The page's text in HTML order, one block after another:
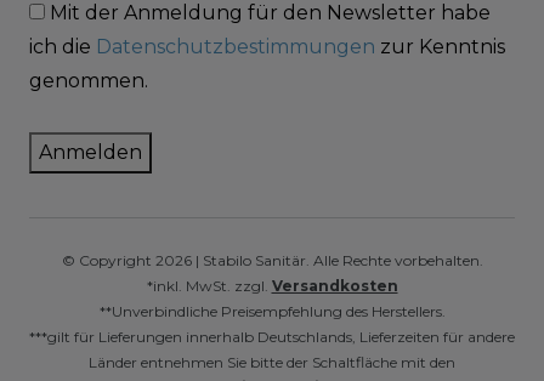
Mit der Anmeldung für den Newsletter habe
ich die Datenschutzbestimmungen zur Kenntnis
genommen.
Anmelden
© Copyright 2026 | Stabilo Sanitär. Alle Rechte vorbehalten.
*inkl. MwSt. zzgl. Versandkosten
**Unverbindliche Preisempfehlung des Herstellers.
***gilt für Lieferungen innerhalb Deutschlands, Lieferzeiten für andere
Länder entnehmen Sie bitte der Schaltfläche mit den